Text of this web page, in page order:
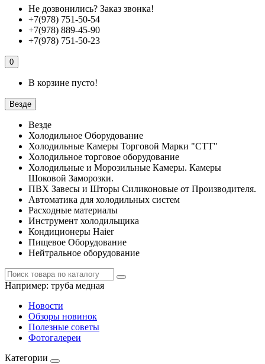
Не дозвонились? Заказ звонка!
+7(978) 751-50-54
+7(978) 889-45-90
+7(978) 751-50-23
0
В корзине пусто!
Везде
Везде
Холодильное Оборудование
Холодильные Камеры Торговой Марки "СТТ"
Холодильное торговое оборудование
Холодильные и Морозильные Камеры. Камеры
Шоковой Заморозки.
ПВХ Завесы и Шторы Силиконовые от Производителя.
Автоматика для холодильных систем
Расходные материалы
Инструмент холодильщика
Кондиционеры Haier
Пищевое Оборудование
Нейтральное оборудование
Например: труба медная
Новости
Обзоры новинок
Полезные советы
Фотогалереи
Категории